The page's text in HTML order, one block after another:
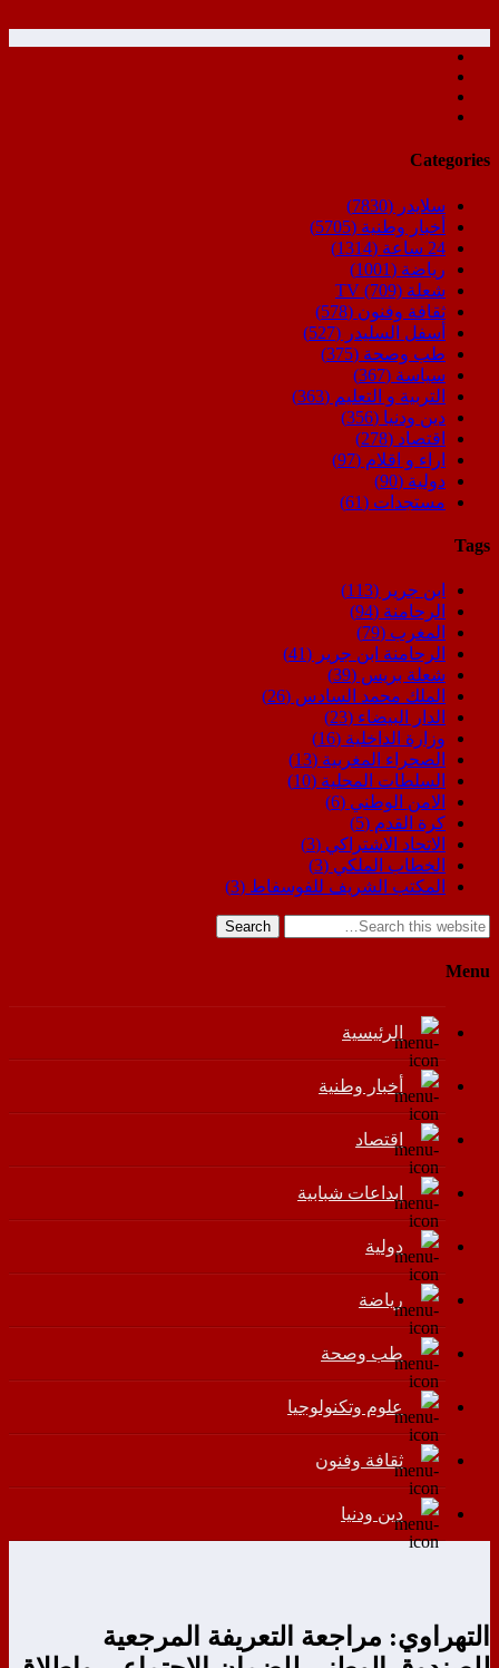
Categories
سلايدر (7830)
أخبار وطنية (5705)
24 ساعة
(1314)
رياضة (1001)
شعلة TV (709)
ثقافة وفنون (578)
أسفل السليدر (527)
طب وصحة (375)
سياسة (367)
التربية و التعليم (363)
دين ودنيا (356)
اقتصاد (278)
اراء و اقلام (97)
دولية (90)
مستجدات (61)
Tags
ابن جرير (113)
الرحامنة (94)
المغرب (79)
الرحامنة ابن جرير (41)
شعلة بريس (39)
الملك محمد السادس (26)
الدار البيضاء (23)
وزارة الداخلية (16)
الصحراء المغربية (13)
السلطات المحلية (10)
الامن الوطني (6)
كرة القدم (5)
الاتحاد الاشتراكي (3)
الخطاب الملكي (3)
المكتب الشريف للفوسفاط (3)
Search
Menu
الرئيسية
أخبار وطنية
اقتصاد
إبداعات شبابية
دولية
رياضة
طب وصحة
علوم وتكنولوجيا
ثقافة وفنون
دين ودنيا
التهراوي: مراجعة التعريفة المرجعية